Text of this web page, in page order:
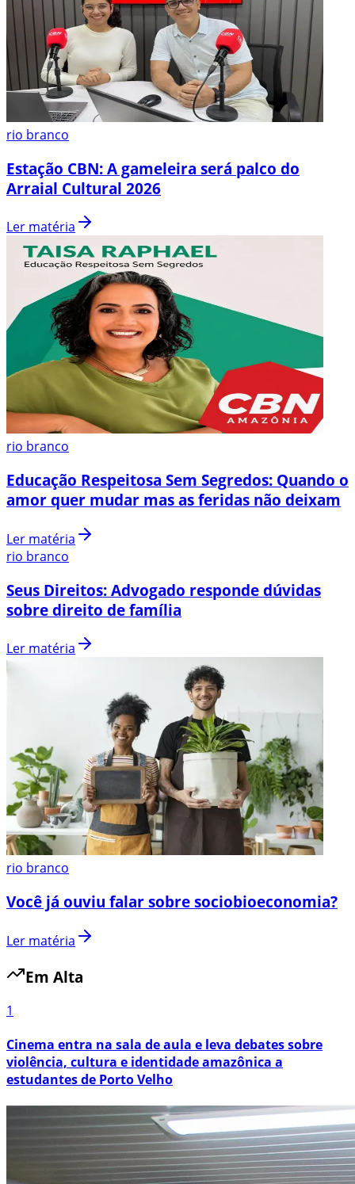
rio branco
Estação CBN: A gameleira será palco do
Arraial Cultural 2026
Ler matéria
rio branco
Educação Respeitosa Sem Segredos: Quando o
amor quer mudar mas as feridas não deixam
Ler matéria
rio branco
Seus Direitos: Advogado responde dúvidas
sobre direito de família
Ler matéria
rio branco
Você já ouviu falar sobre sociobioeconomia?
Ler matéria
Em Alta
1
Cinema entra na sala de aula e leva debates sobre
violência, cultura e identidade amazônica a
estudantes de Porto Velho